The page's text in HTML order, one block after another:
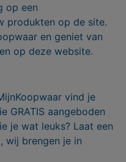
op een
produkten op de site.
en geniet van
op deze website.
vind je
GRATIS aangeboden
je wat leuks? Laat een
wij brengen je in